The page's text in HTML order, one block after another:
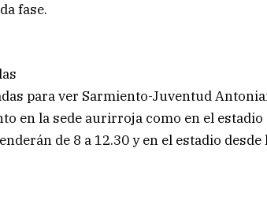
fase.
para ver Sarmiento-Juventud
en la sede aurirroja como en el
de 8 a 12.30 y en el estadio desde